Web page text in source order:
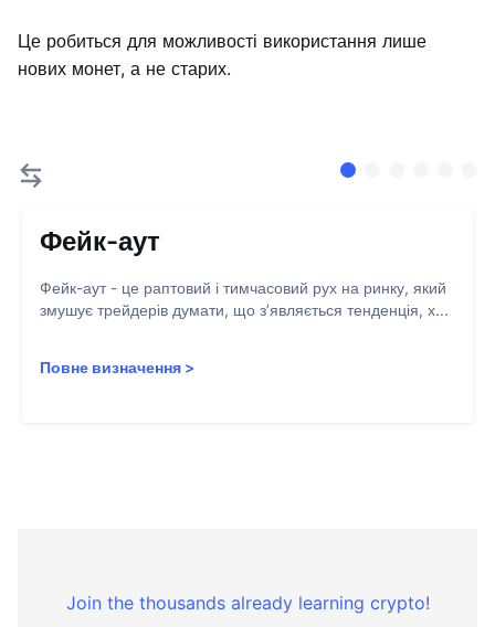
Це робиться для можливості використання лише
нових монет, а не старих.
Фейк-аут
Фейк-аут - це раптовий і тимчасовий рух на ринку, який
змушує трейдерів думати, що з’являється тенденція, х...
Повне визначення >
Join the thousands already learning crypto!